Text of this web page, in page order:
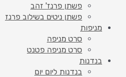
פשתן פרנז' זהב
פשתן ניטים בשילוב פרנז
מניפות
סרט מניפה
סרט מניפה פטנט
בנדנות
בנדנות ליום יום